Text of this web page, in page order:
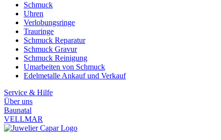
Schmuck
Uhren
Verlobungsringe
Trauringe
Schmuck Reparatur
Schmuck Gravur
Schmuck Reinigung
Umarbeiten von Schmuck
Edelmetalle Ankauf und Verkauf
Service & Hilfe
Über uns
Baunatal
VELLMAR